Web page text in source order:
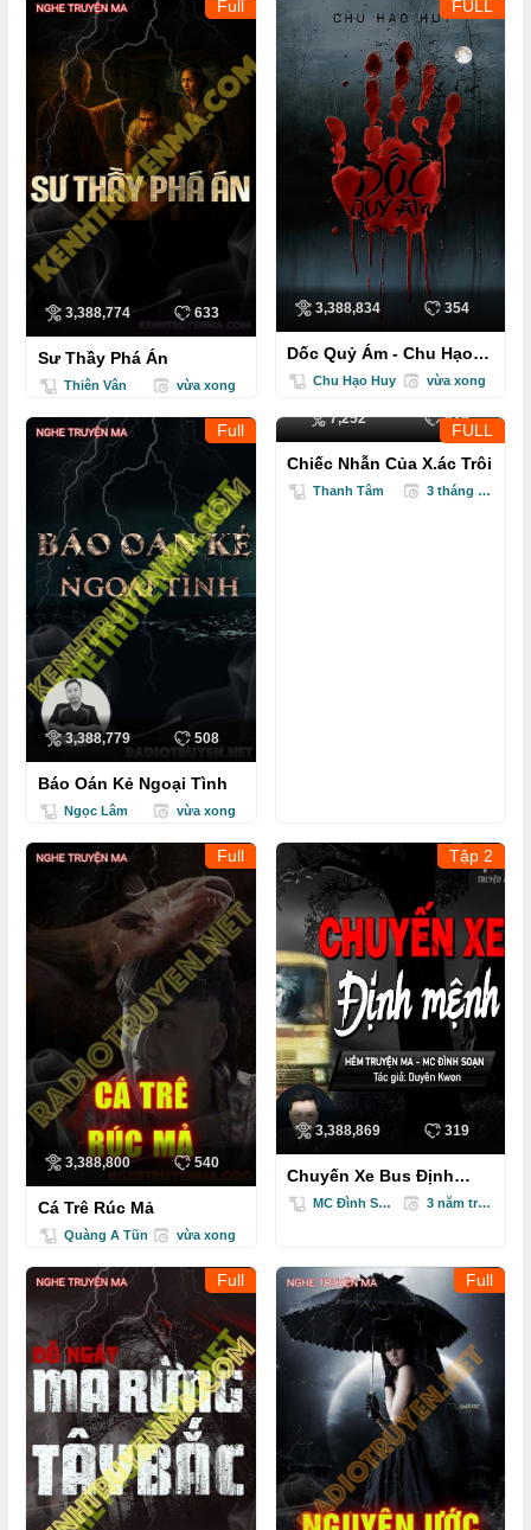
Full
3,388,774 633
Sư Thầy Phá Án
Thiên Vân vừa xong
FULL
3,388,834 354
Dốc Quỷ Ám - Chu Hạo
HuyChu Hạo Huy vừa xong
Full
3,388,779 508
Báo Oán Kẻ Ngoại Tình
Ngọc Lâm vừa xong
FULL
7,252 535
Chiếc Nhẫn Của X.ác Trôi
Thanh Tâm 3 tháng trước
Full
3,388,800 540
Cá Trê Rúc Mả
Quàng A Tũn vừa xong
Tập 2
3,388,869 319
Chuyến Xe Bus Định
Mệnh
MC Đình Soạn 3 năm trước
Full Full